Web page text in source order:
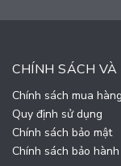
CHÍNH SÁCH
Chính sách mua hàng
Quy định sử dụng
Chính sách bảo mật
Chính sách bảo hành